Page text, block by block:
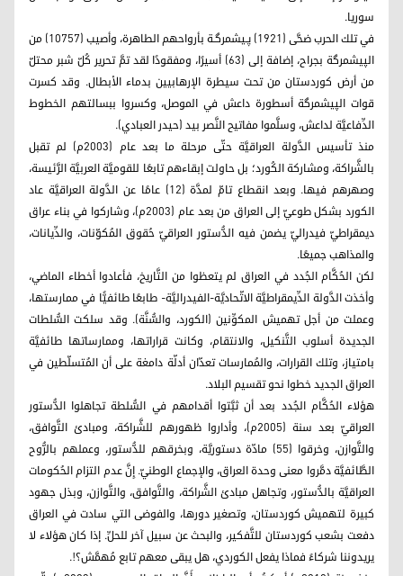
سوريا.
في تلك الحرب ضحَّى (1921) پـيشمرگـة بأرواحهم الطاهرة، وأصيب (10757) من
الپيشمرگة بجراح، إضافة إلى (63) أسيرًا، ومفقودًا لقد تمَّ تحرير كُلّ شبر محتلّ
من أرض كوردستان من تحت سيطرة الإرهابيين بدماء الأبطال. وقد كسرت
قوات الپيشمرگة أسطورة داعش في الموصل، وكسروا ببسالتهم الخطوط
الدِّفاعيَّة لداعش، وسلَّموا مفاتيح النَّصر بيد (حيدر العبادي).
منذ تأسيس الدَّولة العراقيَّة حتّى مرحلة ما بعد عام (2003م) لم تقبل
بالشَّراكة، ومشاركة الكُورد؛ بل حاولت إبقاءهم تابعًا للقوميَّة العربيَّة الرَّئيسة،
وصهرهم فيها. وبعد انقطاع تامّ لمدَّة (12) عامًا عن الدَّولة العراقيَّة عاد
الكورد بشكل طوعيّ إلى العراق من بعد عام (2003م)، وشاركوا في بناء عراق
ديمقراطيّ فيدراليّ يضمن فيه الدُّستور العراقيّ حُقوق المُكوّنات، والدِّيانات،
والمذاهب جميعًا.
لكن الحُكَّام الجُدد في العراق لم يتعظوا من التَّاريخ، فأعادوا أخطاء الماضي،
وأخذت الدَّولة الدِّيمقراطيَّة الاتّحاديَّة-الفيدراليَّة- طابعًا طائفيًّا في ممارستها،
وعملت من أجل تهميش المكوِّنين (الكورد، والسُّنَّة). وقد سلكت السُّلطات
الجديدة أسلوب التَّنكيل، والانتقام، وكانت قراراتها، وممارساتها طائفيَّة
بامتياز، وتلك القرارات، والمُمارسات تعدّان أدلّة دامغة على أن المُتسلّطين في
العراق الجديد خطوا نحو تقسيم البلاد.
هؤلاء الحُكَّام الجُدد بعد أن ثبَّتوا أقدامهم في السُّلطة تجاهلوا الدُّستور
العراقيّ بعد سنة (2005م)، وأداروا ظهورهم للشَّراكة، ومبادئ التَّوافق،
والتَّوازن، وخرقوا (55) مادّة دستوريَّة، وبخرقهم للدُّستور، وعملهم بالرُّوح
الطَّائفيَّة دمَّروا معنى وحدة العراق، والإجماع الوطنيّ. إِنَّ عدم التزام الحُكومات
العراقيَّة بالدُّستور، وتجاهل مبادئ الشَّراكة، والتَّوافق، والتَّوازن، وبذل جهود
كبيرة لتهميش كوردستان، وتصغير دورها، والفوضى التي سادت في العراق
دفعت بشعب كوردستان للتَّفكير، والبحث عن سبيل آخر للحلِّ. إذا كان هؤلاء لا
يريدوننا شركاءً فماذا يفعل الكوردي، هل يبقى معهم تابع مُهمَّش؟!.